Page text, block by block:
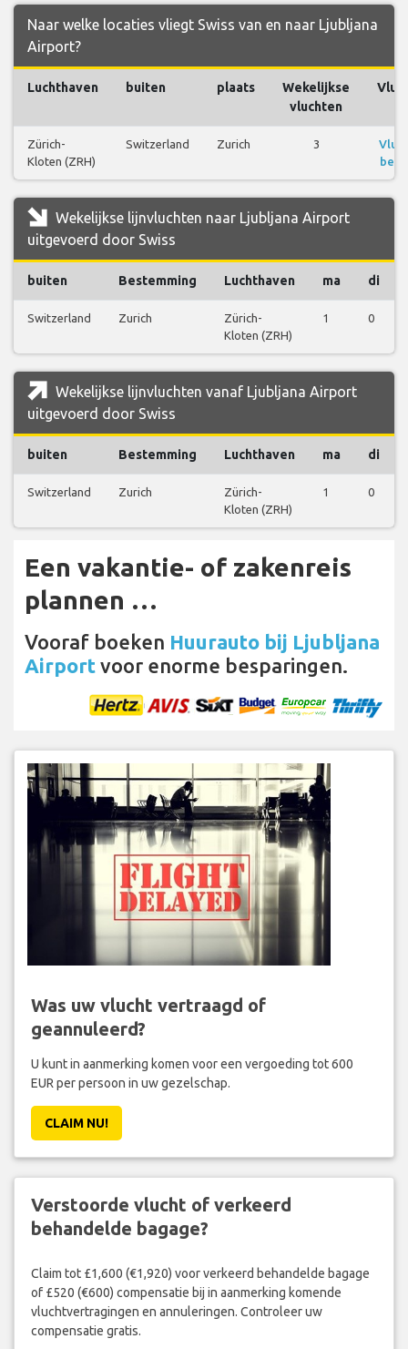
Naar welke locaties vliegt Swiss van en naar Ljubljana
Airport?
Luchthaven buiten plaats
Wekelijkse
vluchten
Zürich-
Kloten (ZRH)
Switzerland Zurich 3
Wekelijkse lijnvluchten naar Ljubljana Airport
uitgevoerd door Swiss
buiten Bestemming Luchthaven ma di
Switzerland Zurich
Zürich-
Kloten (ZRH)
1 0
Wekelijkse lijnvluchten vanaf Ljubljana Airport
uitgevoerd door Swiss
buiten Bestemming Luchthaven ma di
Switzerland Zurich
Zürich-
Kloten (ZRH)
1 0
Een vakantie- of zakenreis
plannen …
Vooraf boeken Huurauto bij Ljubljana
Airport voor enorme besparingen.
Was uw vlucht vertraagd of
geannuleerd?
U kunt in aanmerking komen voor een vergoeding tot 600
EUR per persoon in uw gezelschap.
CLAIM NU!
Verstoorde vlucht of verkeerd
behandelde bagage?
Claim tot £1,600 (€1,920) voor verkeerd behandelde bagage
of £520 (€600) compensatie bij in aanmerking komende
vluchtvertragingen en annuleringen. Controleer uw
compensatie gratis.